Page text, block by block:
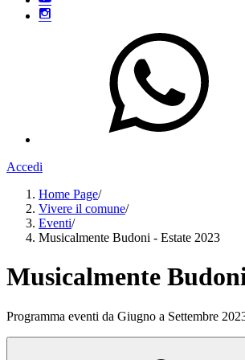
Accedi
Home Page/
Vivere il comune/
Eventi/
Musicalmente Budoni - Estate 2023
Musicalmente
Programma eventi da Giugno a Settembre